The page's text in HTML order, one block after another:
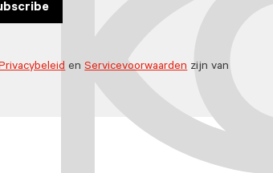
enServicevoorwaardenzijn van